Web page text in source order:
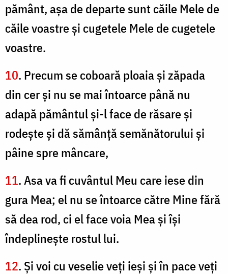
pământ, aşa de departe sunt căile Mele de
căile voastre şi cugetele Mele de cugetele
voastre.
10. Precum se coboară ploaia şi zăpada
din cer şi nu se mai întoarce până nu
adapă pământul şi-l face de răsare şi
rodeşte şi dă sămânţă semănătorului şi
pâine spre mâncare,
11. Asa va fi cuvântul Meu care iese din
gura Mea; el nu se întoarce către Mine fără
să dea rod, ci el face voia Mea şi îşi
îndeplineşte rostul lui.
12. Şi voi cu veselie veţi ieşi şi în pace veţi